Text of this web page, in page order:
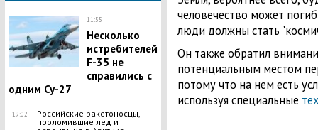
11:55
Несколько
истребителей
F-35 не
справились с
одним Су-27
19:02
Российские ракетоносцы,
проломившие лед и
человечество может
люди должны стать
Он также обратил
потенциальным местом
потому что на нем есть
используя специальные